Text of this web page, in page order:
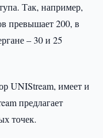
Так, например,
превышает 200, в
– 30 и 25
UNIStream, имеет и
предлагает
точек.